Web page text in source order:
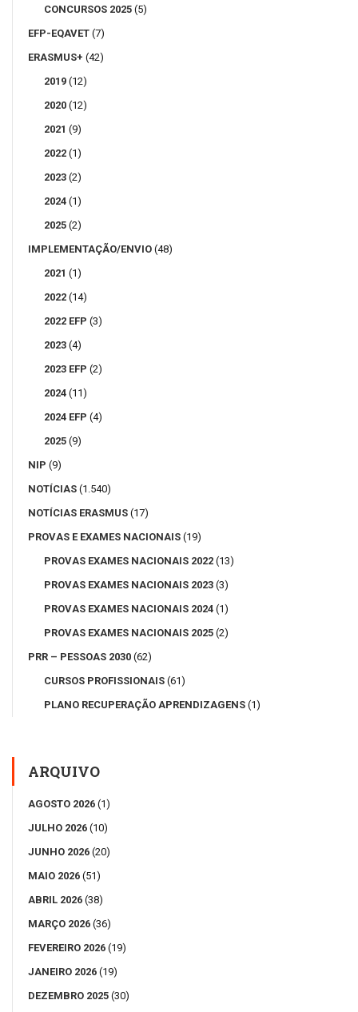
CONCURSOS 2025 (5)
EFP-EQAVET (7)
ERASMUS+ (42)
2019 (12)
2020 (12)
2021 (9)
2022 (1)
2023 (2)
2024 (1)
2025 (2)
IMPLEMENTAÇÃO/ENVIO (48)
2021 (1)
2022 (14)
2022 EFP (3)
2023 (4)
2023 EFP (2)
2024 (11)
2024 EFP (4)
2025 (9)
NIP (9)
NOTÍCIAS (1.540)
NOTÍCIAS ERASMUS (17)
PROVAS E EXAMES NACIONAIS (19)
PROVAS EXAMES NACIONAIS 2022 (13)
PROVAS EXAMES NACIONAIS 2023 (3)
PROVAS EXAMES NACIONAIS 2024 (1)
PROVAS EXAMES NACIONAIS 2025 (2)
PRR – PESSOAS 2030 (62)
CURSOS PROFISSIONAIS (61)
PLANO RECUPERAÇÃO APRENDIZAGENS (1)
ARQUIVO
AGOSTO 2026 (1)
JULHO 2026 (10)
JUNHO 2026 (20)
MAIO 2026 (51)
ABRIL 2026 (38)
MARÇO 2026 (36)
FEVEREIRO 2026 (19)
JANEIRO 2026 (19)
DEZEMBRO 2025 (30)